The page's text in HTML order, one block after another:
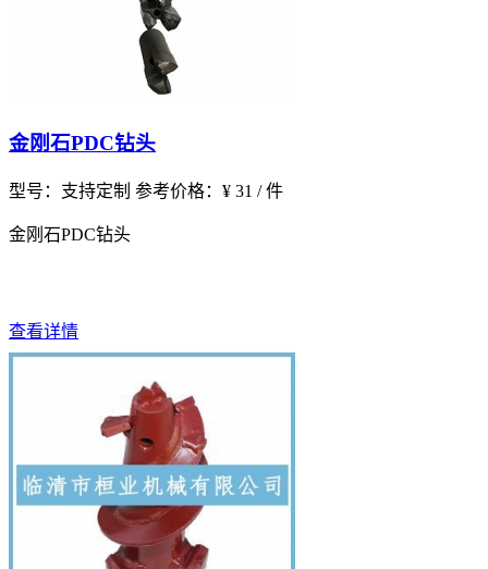
金刚石PDC钻头
型号：支持定制 参考价格：¥ 31 / 件
金刚石PDC钻头
查看详情